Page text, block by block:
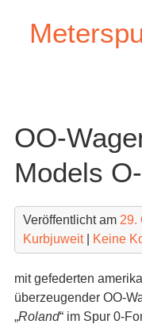
content
OO-
Models
Veröffentlicht am 29.
Kurbjuweit| Keine
mit gefederten
überzeugender OO-
„Roland“ im Spur 0-